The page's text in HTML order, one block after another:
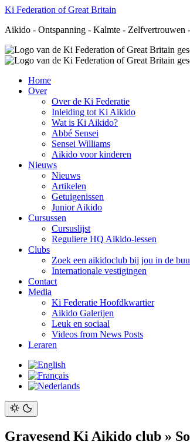
Ki Federation of Great Britain
Aikido - Ontspanning - Kalmte - Zelfvertrouwen
Home
Over
Over de Ki Federatie
Inleiding tot Ki Aikido
Wat is Ki Aikido?
Abbé Sensei
Sensei Williams
Aikido voor kinderen
Nieuws
Nieuws
Artikelen
Getuigenissen
Junior Aikido
Cursussen
Cursuslijst
Reguliere HQ Aikido-lessen
Clubs
Zoek een aikidoclub bij jou in de
Internationale vestigingen
Contact
Media
Ki Federatie Hoofdkwartier
Aikido Galerijen
Leuk en sociaal
Videos from News Posts
Leraren
Gravesend Ki Aikido club »